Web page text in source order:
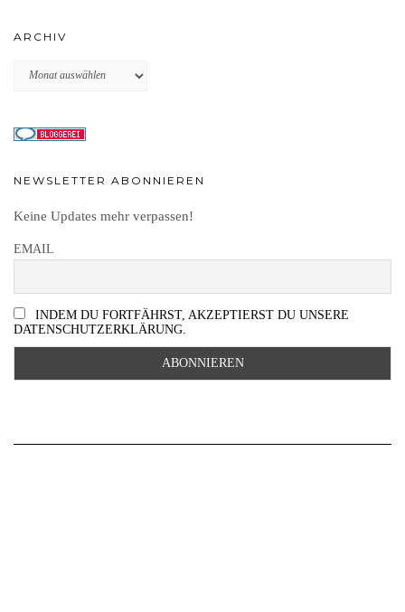
ARCHIV
Archiv
NEWSLETTER ABONNIEREN
Keine Updates mehr verpassen!
EMAIL
INDEM DU FORTFÄHRST, AKZEPTIERST DU UNSERE
DATENSCHUTZERKLÄRUNG.